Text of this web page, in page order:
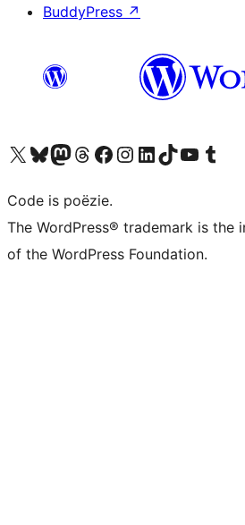
BuddyPress ↗
Bezoek ons X (voorheen Twitter) account
Bezoek ons Bluesky account
Bezoek ons Mastodon account
Bezoek ons Threads account
Onze Facebook pagina bezoeken
Bezoek ons Instagram account
Bezoek ons LinkedIn account
Bezoek ons TikTok account
Bezoek ons YouTube kanaal
Bezoek ons
Code is poëzie.
The WordPress® trademark is the
of the WordPress Foundation.